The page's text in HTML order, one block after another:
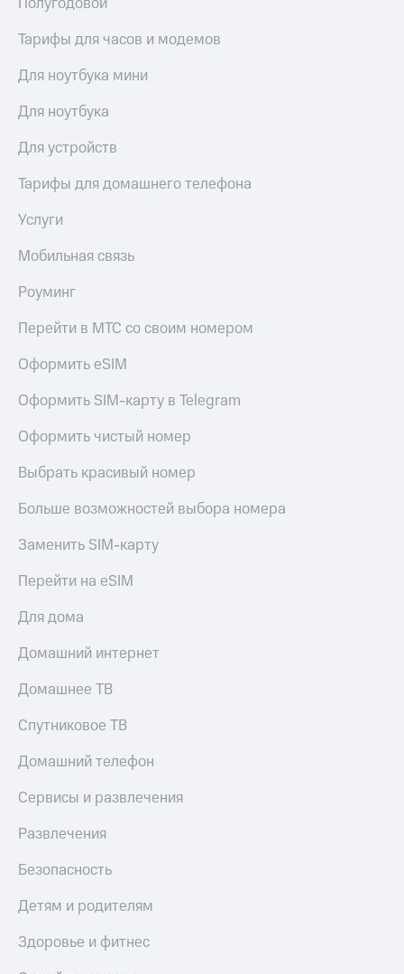
Переводы
телефона
на карту
МТС Pay
Оплата
коду
магазин
Смартфоны
колонки
Умные
и
дом
Планшеты
Акции
и
скидки
товары
Тарифы для часов и модемов
Для ноутбука мини
Для ноутбука
Для устройств
Тарифы для домашнего телефона
Услуги
Мобильная связь
Роуминг
Перейти в МТС со своим номером
Оформить eSIM
Оформить SIM-карту в Telegram
Оформить чистый номер
Выбрать красивый номер
Больше возможностей выбора номера
Заменить SIM-карту
Перейти на eSIM
Для дома
Домашний интернет
Домашнее ТВ
Спутниковое ТВ
Домашний телефон
Сервисы и развлечения
Развлечения
Безопасность
Детям и родителям
Здоровье и фитнес